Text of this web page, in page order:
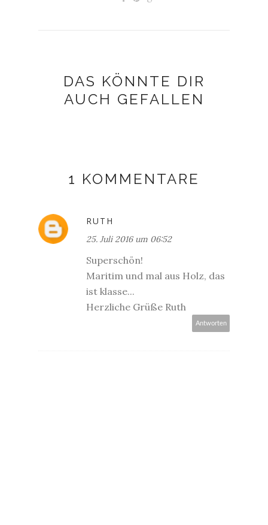
DAS KÖNNTE DIR
AUCH GEFALLEN
1 KOMMENTARE
RUTH
25. Juli 2016 um 06:52
Superschön!
Maritim und mal aus Holz, das
ist klasse...
Herzliche Grüße Ruth
Antworten